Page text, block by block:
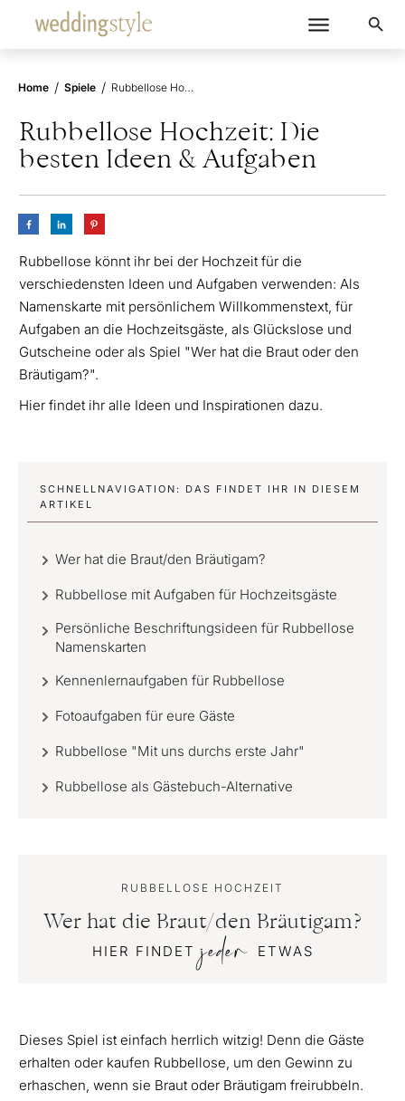
Home / Spiele / Rubbellose Hochzeit: Die besten Ideen & Aufgaben
Rubbellose Hochzeit: Die
besten Ideen & Aufgaben
Rubbellose könnt ihr bei der Hochzeit für die
verschiedensten Ideen und Aufgaben verwenden: Als
Namenskarte mit persönlichem Willkommenstext, für
Aufgaben an die Hochzeitsgäste, als Glückslose und
Gutscheine oder als Spiel "Wer hat die Braut oder den
Bräutigam?".
Hier findet ihr alle Ideen und Inspirationen dazu.
SCHNELLNAVIGATION: DAS FINDET IHR IN DIESEM
ARTIKEL
Wer hat die Braut/den Bräutigam?
Rubbellose mit Aufgaben für Hochzeitsgäste
Persönliche Beschriftungsideen für Rubbellose
Namenskarten
Kennenlernaufgaben für Rubbellose
Fotoaufgaben für eure Gäste
Rubbellose "Mit uns durchs erste Jahr"
Rubbellose als Gästebuch-Alternative
RUBBELLOSE HOCHZEIT
Wer hat die Braut/den Bräutigam?
HIER FINDET jeder ETWAS
Dieses Spiel ist einfach herrlich witzig! Denn die Gäste
erhalten oder kaufen Rubbellose, um den Gewinn zu
erhaschen, wenn sie Braut oder Bräutigam freirubbeln.